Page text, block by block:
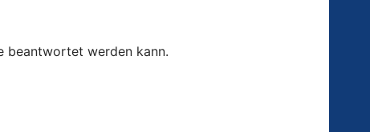
beantwortet werden kann.